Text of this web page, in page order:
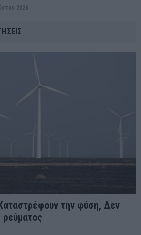
2026
την φύση, Δεν
ρεύματος